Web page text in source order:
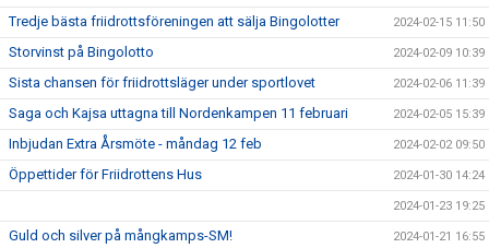
Tredje bästa friidrottsföreningen att sälja Bingolotter 2024-02-15 11:50
Storvinst på Bingolotto 2024-02-09 10:39
Sista chansen för friidrottsläger under sportlovet 2024-02-06 11:39
Saga och Kajsa uttagna till Nordenkampen 11 februari 2024-02-05 15:39
Inbjudan Extra Årsmöte - måndag 12 feb 2024-02-02 09:50
Öppettider för Friidrottens Hus 2024-01-30 14:24
2024-01-23 19:25
Guld och silver på mångkamps-SM! 2024-01-21 16:55